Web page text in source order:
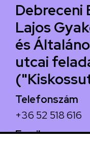
Debreceni
Lajos
és
utcai
Telefonszám
+36 52 518 616
Email